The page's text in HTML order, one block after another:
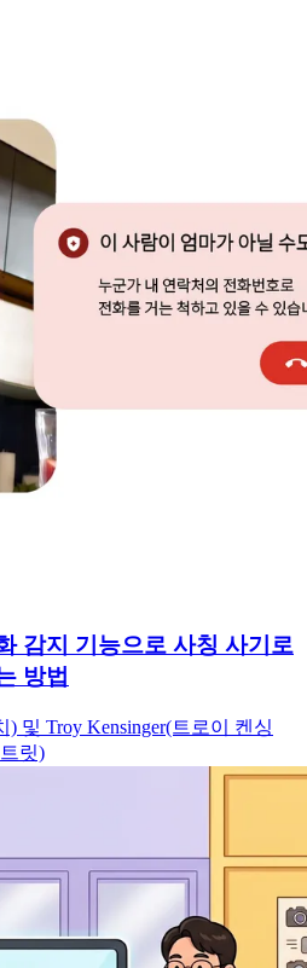
감지 기능으로 사칭 사기로
방법
및 Troy Kensinger(트로이 켄싱
릿)